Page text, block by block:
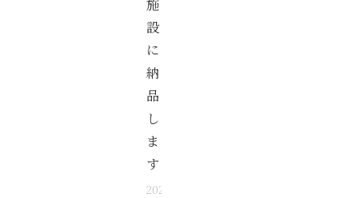
施
設
に
納
品
し
ま
す
2026